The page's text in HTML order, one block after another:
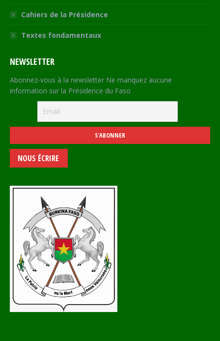
Cahiers de la Présidence
Textes fondamentaux
NEWSLETTER
Abonnez-vous à la newsletter Ne manquez aucune
information sur la Présidence du Faso
NOUS ÉCRIRE